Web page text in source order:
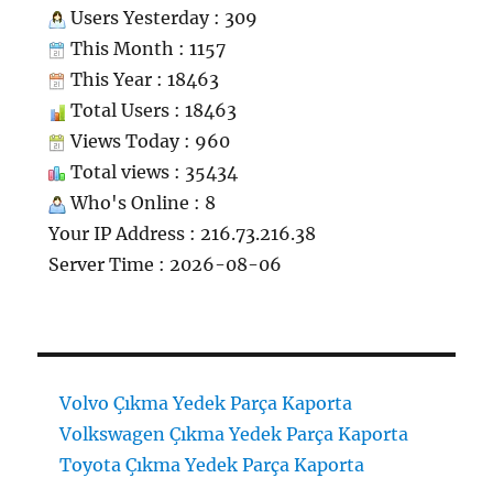
Users Yesterday : 309
This Month : 1157
This Year : 18463
Total Users : 18463
Views Today : 960
Total views : 35434
Who's Online : 8
Your IP Address : 216.73.216.38
Server Time : 2026-08-06
Volvo Çıkma Yedek Parça Kaporta
Volkswagen Çıkma Yedek Parça Kaporta
Toyota Çıkma Yedek Parça Kaporta